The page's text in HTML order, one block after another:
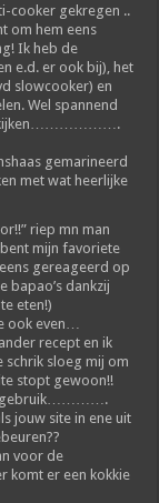
cooker gekregen ..
om hem eens
Ik heb de
e.d. er ook bij), het
slowcooker) en
Wel spannend
kijken……………….
gemarineerd
met wat heerlijke
riep mn man
mijn favoriete
gereageerd op
bapao’s dankzij
eten!)
ook even…
recept en ik
sloeg mij om
stopt gewoon!!
gebruik………….
jouw site in ene uit
voor de
er een kokkie